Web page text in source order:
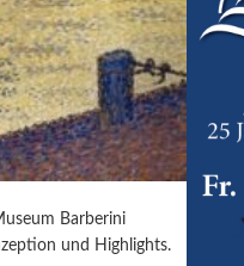
Barberini
und Highlights.